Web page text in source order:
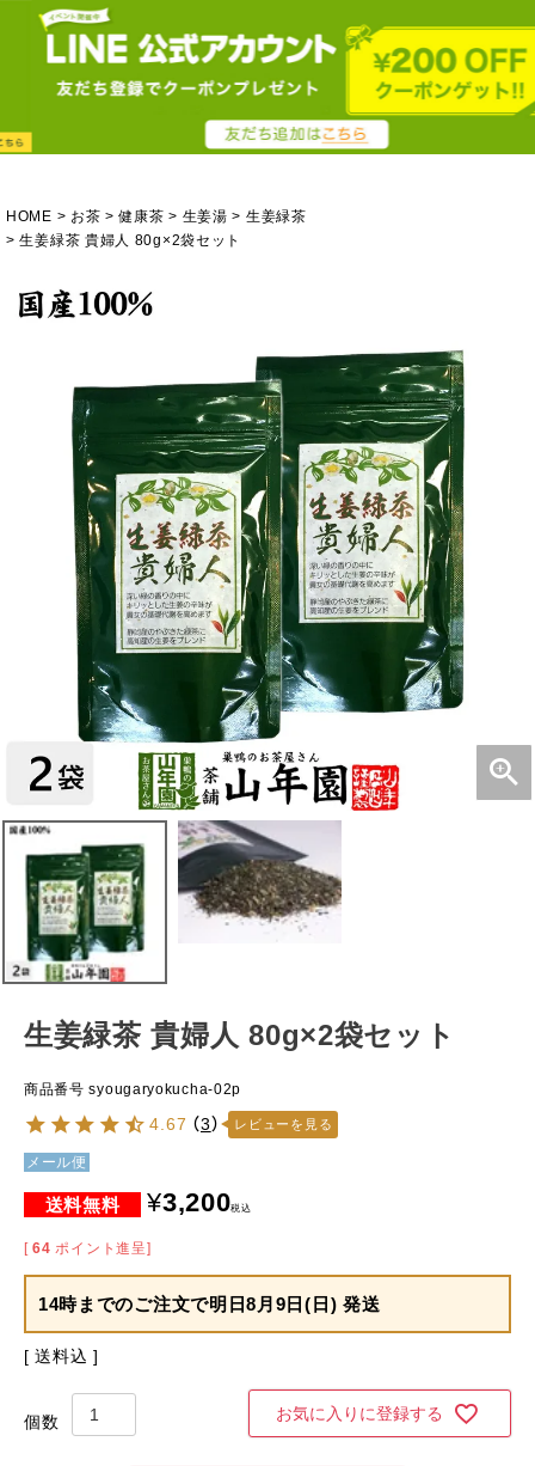
HOME お茶 健康茶 生姜湯
生姜緑茶
生姜緑茶 貴婦人 80g×2袋セット
生姜緑茶 貴婦人 80g×2袋セット
商品番号 syougaryokucha-02p
4.67 （3） レビューを見る
メール便
¥3,200税込
[ 64 ポイント進呈]
14時までのご注文で明日8月9日(日) 発送
送料込
お気に入りに登録する